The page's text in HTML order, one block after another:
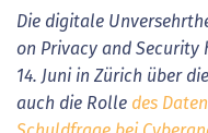
Die digitale
on Privacy and Security
14. Juni in Zürich über
auch die Rolle des